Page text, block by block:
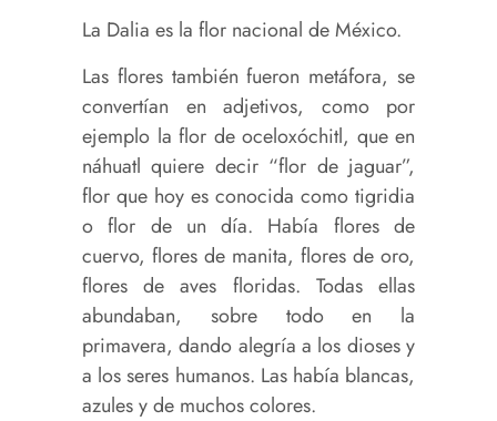
La Dalia es la flor nacional de México.
Las flores también fueron metáfora, se
convertían en adjetivos, como por
ejemplo la flor de oceloxóchitl, que en
náhuatl quiere decir “flor de jaguar”,
flor que hoy es conocida como tigridia
o flor de un día. Había flores de
cuervo, flores de manita, flores de oro,
flores de aves floridas. Todas ellas
abundaban, sobre todo en la
primavera, dando alegría a los dioses y
a los seres humanos. Las había blancas,
azules y de muchos colores.